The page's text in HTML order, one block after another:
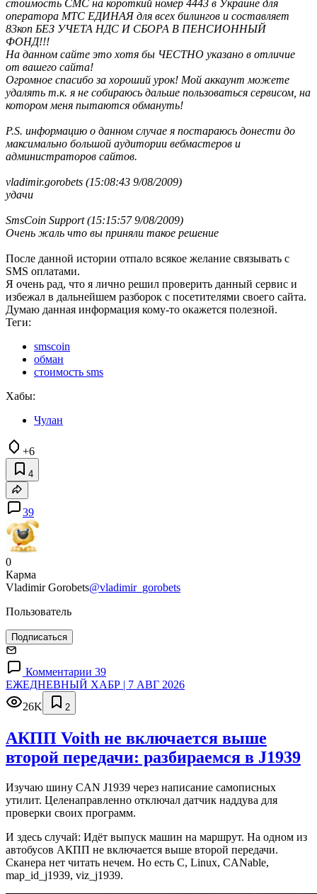
стоимость СМС на короткий номер 4443 в Украине для
оператора МТС ЕДИНАЯ для всех билингов и составляет
83коп БЕЗ УЧЕТА НДС И СБОРА В ПЕНСИОННЫЙ
ФОНД!!!
На данном сайте это хотя бы ЧЕСТНО указано в отличие
от вашего сайта!
Огромное спасибо за хороший урок! Мой аккаунт можете
удалять т.к. я не собираюсь дальше пользоваться сервисом, на
котором меня пытаются обмануть!
P.S. информацию о данном случае я постараюсь донести до
максимально большой аудитории вебмастеров и
администраторов сайтов.
vladimir.gorobets (15:08:43 9/08/2009)
удачи
SmsCoin Support (15:15:57 9/08/2009)
Очень жаль что вы приняли такое решение
После данной истории отпало всякое желание связывать с
SMS оплатами.
Я очень рад, что я лично решил проверить данный сервис и
избежал в дальнейшем разборок с посетителями своего сайта.
Думаю данная информация кому-то окажется полезной.
Теги:
smscoin
обман
стоимость sms
Хабы:
Чулан
+6
4
39
0
Карма
Vladimir Gorobets@vladimir_gorobets
Пользователь
Подписаться
Комментарии 39
ЕЖЕДНЕВНЫЙ ХАБР | 7 АВГ 2026
26K
2
АКПП Voith не включается выше
второй передачи: разбираемся в J1939
Изучаю шину CAN J1939 через написание самописных
утилит. Целенаправленно отключал датчик наддува для
проверки своих программ.
И здесь случай: Идёт выпуск машин на маршрут. На одном из
автобусов АКПП не включается выше второй передачи.
Сканера нет читать нечем. Но есть C, Linux, CANable,
map_id_j1939, viz_j1939.